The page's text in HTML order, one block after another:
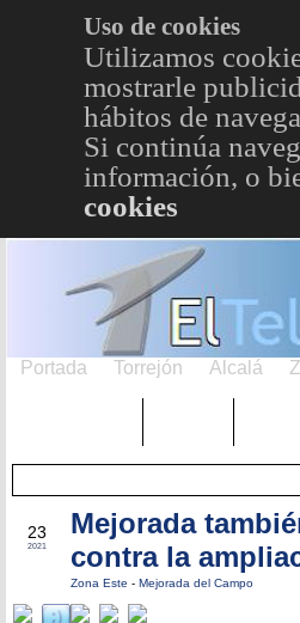
Uso de cookies
Utilizamos
mostrarle
hábitos de
Si continúa
información, o
cookies
Portada Torrejón Alcalá
23
2021
Mejorada
contra la
Zona Este - Mejorada del Campo